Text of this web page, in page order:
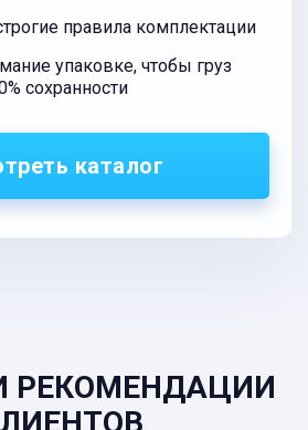
правила комплектации
упаковке, чтобы груз
сохранности
каталог
РЕКОМЕНДАЦИИ